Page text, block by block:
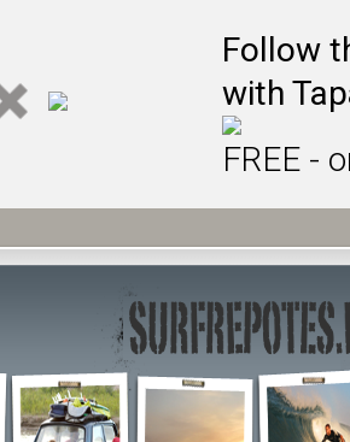
Follow
with
FREE -